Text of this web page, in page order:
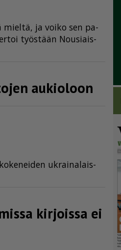
miel­tä, ja voi­ko sen pa­
työs­tään Nou­si­ais­
aukioloon
uk­rai­na­lais­
kirjoissa ei